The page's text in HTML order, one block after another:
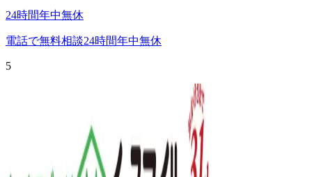
24時間年中無休
電話で無料相談24時間年中無休
5